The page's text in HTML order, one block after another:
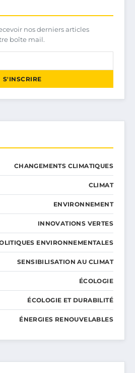
nos derniers articles
boîte mail.
S'INSCRIRE
CHANGEMENTS CLIMATIQUES
CLIMAT
ENVIRONNEMENT
INNOVATIONS VERTES
ENVIRONNEMENTALES
SENSIBILISATION AU CLIMAT
ÉCOLOGIE
ÉCOLOGIE ET DURABILITÉ
ÉNERGIES RENOUVELABLES